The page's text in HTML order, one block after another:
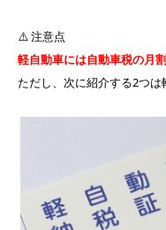
⚠️ 注意点
軽自動車には自動車税の月
ただし、次に紹介する2つは